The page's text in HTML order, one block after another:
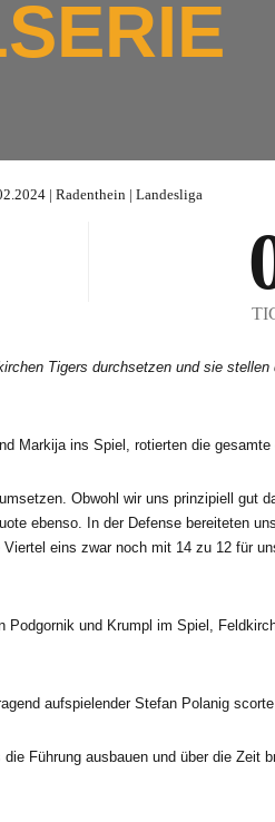
| Radenthein | Landesliga
Tigers durchsetzen und sie
Markija ins Spiel, rotierten die
Obwohl wir uns prinzipiell gut
ebenso. In der Defense bereiteten
eins zwar noch mit 14 zu 12 für
und Krumpl im Spiel,
aufspielender Stefan Polanig
Führung ausbauen und über die Zeit